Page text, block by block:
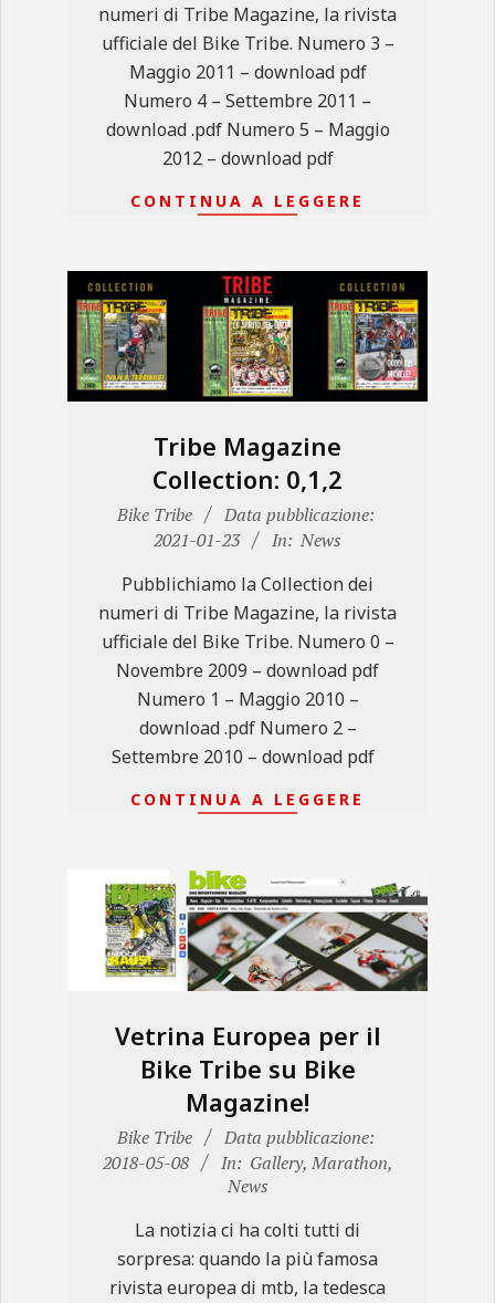
numeri di Tribe Magazine, la rivista
ufficiale del Bike Tribe. Numero 3 –
Maggio 2011 – download pdf
Numero 4 – Settembre 2011 –
download .pdf Numero 5 – Maggio
2012 – download pdf
CONTINUA A LEGGERE
Tribe Magazine
Collection: 0,1,2
2021-
Bike Tribe
Data pubblicazione:
2021-01-23
In: News
Pubblichiamo la Collection dei
numeri di Tribe Magazine, la rivista
ufficiale del Bike Tribe. Numero 0 –
Novembre 2009 – download pdf
Numero 1 – Maggio 2010 –
download .pdf Numero 2 –
Settembre 2010 – download pdf
CONTINUA A LEGGERE
Vetrina Europea per il
Bike Tribe su Bike
Magazine!
2018-
05-
Bike Tribe
Data pubblicazione:
2018-05-08
In: Gallery, Marathon,
News
La notizia ci ha colti tutti di
sorpresa: quando la più famosa
rivista europea di mtb, la tedesca